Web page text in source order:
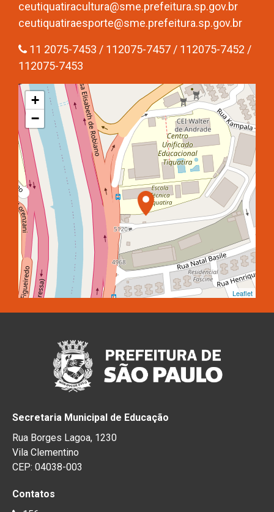
ceutiquatiracultura@sme.prefeitura.sp.gov.br
ceutiquatiraesporte@sme.prefeitura.sp.gov.br
11 2075-7453 / 112075-7457 / 112075-7452 /
112075-7453
+
−
Leaflet
Secretaria Municipal de Educação
Rua Borges Lagoa, 1230
Vila Clementino
CEP: 04038-003
Contatos